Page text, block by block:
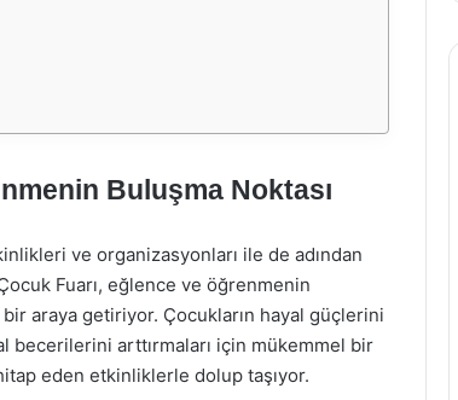
Buluşma Noktası
ve organizasyonları ile de adından
Fuarı, eğlence ve öğrenmenin
araya getiriyor. Çocukların hayal güçlerini
arttırmaları için mükemmel bir
eden etkinliklerle dolup taşıyor.